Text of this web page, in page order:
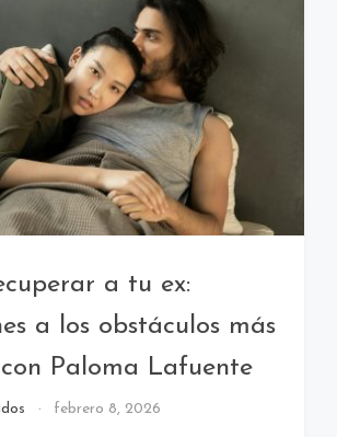
a tu ex:
a los obstáculos más
Paloma Lafuente
febrero 8, 2026